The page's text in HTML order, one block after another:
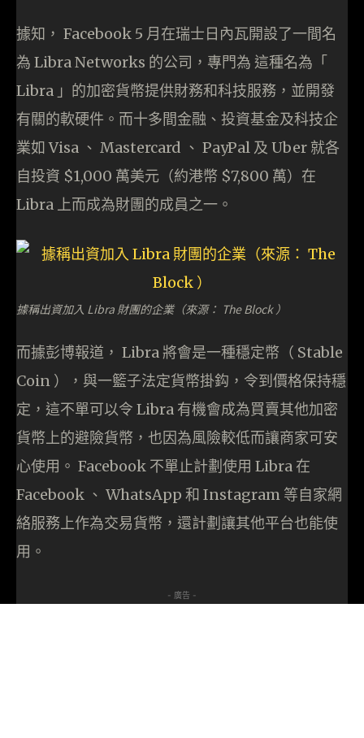
據知， Facebook 5 月在瑞士日內瓦開設了一間名
為 Libra Networks 的公司，專門為 這種名為「
Libra 」的加密貨幣提供財務和科技服務，並開發
有關的軟硬件。而十多間金融、投資基金及科技企
業如 Visa 、 Mastercard 、 PayPal 及 Uber 就各
自投資 $1,000 萬美元（約港幣 $7,800 萬）在
Libra 上而成為財團的成員之一。
據稱出資加入 Libra 財團的企業（來源： The Block ）
而據彭博報道， Libra 將會是一種穩定幣（ Stable
Coin ），與一籃子法定貨幣掛鈎，令到價格保持穩
定，這不單可以令 Libra 有機會成為買賣其他加密
貨幣上的避險貨幣，也因為風險較低而讓商家可安
心使用。 Facebook 不單止計劃使用 Libra 在
Facebook 、 WhatsApp 和 Instagram 等自家網
絡服務上作為交易貨幣，還計劃讓其他平台也能使
用。
- 廣告 -